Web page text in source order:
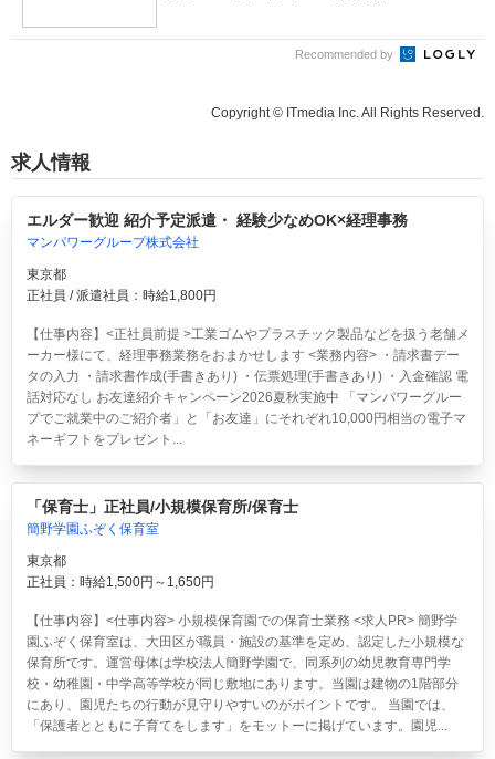
Recommended by
Copyright © ITmedia Inc. All Rights Reserved.
求人情報
エルダー歓迎 紹介予定派遣・ 経験少なめOK×経理事務
マンパワーグループ株式会社
東京都
正社員 / 派遣社員：時給1,800円
【仕事内容】<正社員前提 >工業ゴムやプラスチック製品などを扱う老舗メ
ーカー様にて、経理事務業務をおまかせします <業務内容> ・請求書デー
タの入力 ・請求書作成(手書きあり) ・伝票処理(手書きあり) ・入金確認 電
話対応なし お友達紹介キャンペーン2026夏秋実施中 「マンパワーグルー
プでご就業中のご紹介者」と「お友達」にそれぞれ10,000円相当の電子マ
ネーギフトをプレゼント...
「保育士」正社員/小規模保育所/保育士
簡野学園ふぞく保育室
東京都
正社員：時給1,500円～1,650円
【仕事内容】<仕事内容> 小規模保育園での保育士業務 <求人PR> 簡野学
園ふぞく保育室は、大田区が職員・施設の基準を定め、認定した小規模な
保育所です。運営母体は学校法人簡野学園で、同系列の幼児教育専門学
校・幼稚園・中学高等学校が同じ敷地にあります。当園は建物の1階部分
にあり、園児たちの行動が見守りやすいのがポイントです。 当園では、
「保護者とともに子育てをします」をモットーに掲げています。園児...